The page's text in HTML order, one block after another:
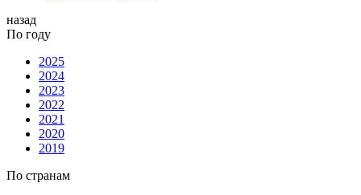
назад
По году
2025
2024
2023
2022
2021
2020
2019
По странам